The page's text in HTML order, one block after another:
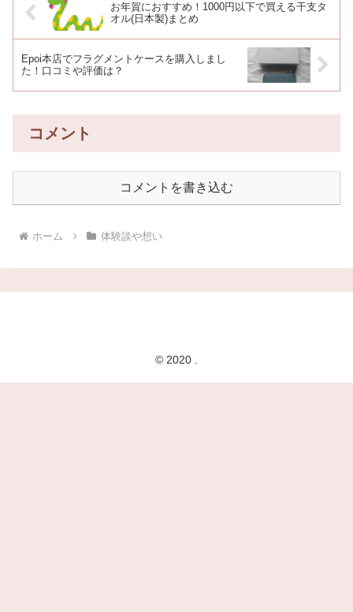
お年賀におすすめ！1000円以下で買える干支タ
オル(日本製)まとめ
Epoi本店でフラグメントケースを購入しまし
た！口コミや評価は？
コメント
コメントを書き込む
ホーム 体験談や想い
© 2020 .